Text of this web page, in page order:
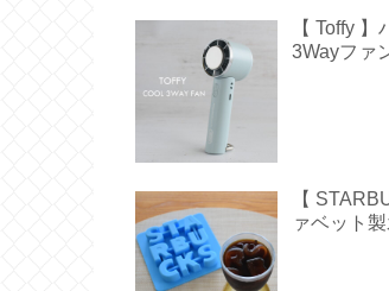
【 Toffy
3Wayファ
【
ァベット製